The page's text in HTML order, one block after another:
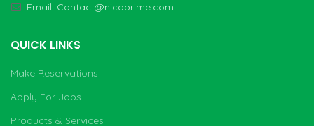
Email: Contact@nicoprime.com
QUICK LINKS
Make Reservations
Apply For Jobs
Products & Services